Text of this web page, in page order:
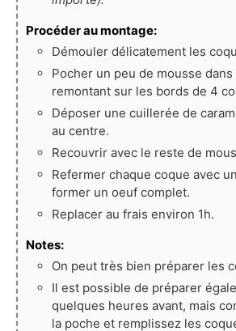
Procéder au montage:
Démouler délicatement les
Pocher un peu de mousse
remontant sur les bords de 4
Déposer une cuillerée de
au centre.
Recouvrir avec le reste de
Refermer chaque coque avec
former un oeuf complet.
Replacer au frais environ 1h.
Notes:
On peut très bien préparer les
Il est possible de préparer
quelques heures avant, mais
la poche et remplissez les